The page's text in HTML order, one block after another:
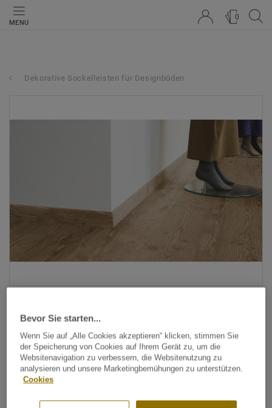
MENU
0
Dekorative Sockelleisten für Designböden
Alle Designs anzeigen (200)
Bevor Sie starten...
Wenn Sie auf „Alle Cookies akzeptieren“ klicken, stimmen Sie
der Speicherung von Cookies auf Ihrem Gerät zu, um die
Websitenavigation zu verbessern, die Websitenutzung zu
analysieren und unsere Marketingbemühungen zu unterstützen.
Cookies